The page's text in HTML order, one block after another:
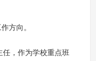
方向。
任，作为学校重点班